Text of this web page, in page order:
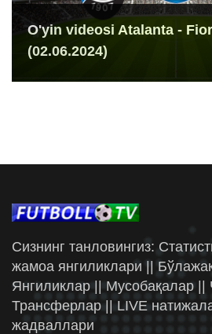
O'yin videosi Atalanta -
(02.06.2024)
Сизнинг танловингиз:
жамоа янгиликлари ||
Янгиликлар || Мусобақалар ||
Трансферлар || LIVE
жадваллари